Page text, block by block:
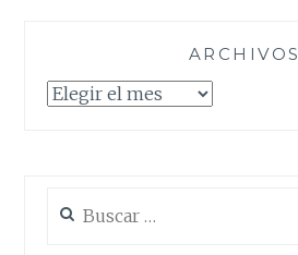
ARCHIVOS
Archivos